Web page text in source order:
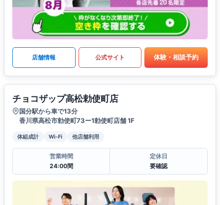
店舗情報 公式サイト 体験・相談予約
チョコザップ高松勅使町店
国分駅から車で13分
香川県高松市勅使町73ー1勅使町店舗 1F
体組成計 Wi-Fi 他店舗利用
営業時間
24:00間
定休日
要確認